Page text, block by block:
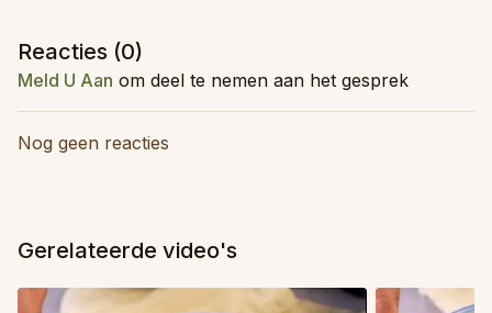
Ingrediënten (voor 4 personen)
Voor de saus
een handje verse spinazie
1 avocado
200 ml plantaardige melk
Voor de rest
Reacties (0)
Meld U Aan om deel te nemen aan het gesprek
Nog geen reacties
Gerelateerde video's